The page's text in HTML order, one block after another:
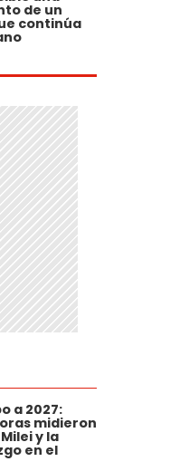
de un
continúa
a 2027:
midieron
y la
en el